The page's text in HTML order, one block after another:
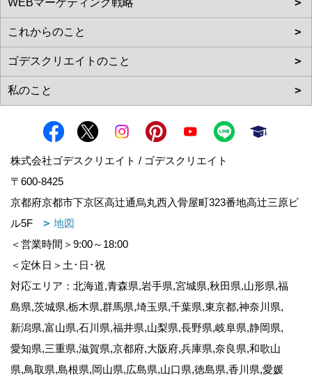
株式会社ゴデスクリエイト / ゴデスクリエイト
〒600-8425
京都府京都市下京区高辻通烏丸西入骨屋町323番地高辻三原ビ
ル5F
地図
＜営業時間＞9:00～18:00
＜定休日＞土･日･祝
対応エリア：北海道,青森県,岩手県,宮城県,秋田県,山形県,福
島県,茨城県,栃木県,群馬県,埼玉県,千葉県,東京都,神奈川県,
新潟県,富山県,石川県,福井県,山梨県,長野県,岐阜県,静岡県,
愛知県,三重県,滋賀県,京都府,大阪府,兵庫県,奈良県,和歌山
県,鳥取県,島根県,岡山県,広島県,山口県,徳島県,香川県,愛媛